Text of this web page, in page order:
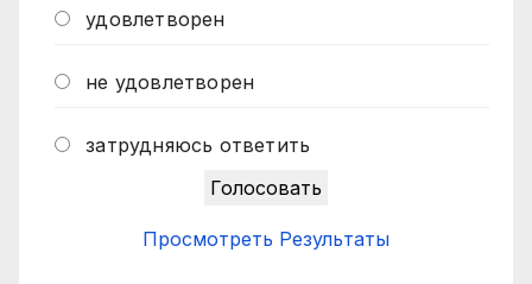
удовлетворен
не удовлетворен
затрудняюсь ответить
Просмотреть Результаты